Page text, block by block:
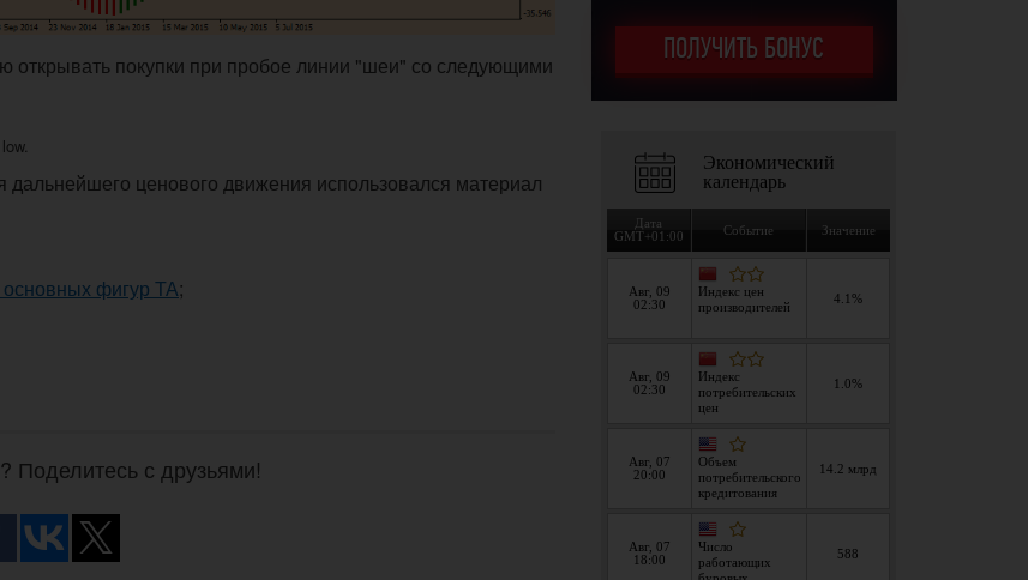
ПОЛУЧИТЬ БОНУС
покупки при пробое линии "шеи" со следующими
ценового движения использовался материал
фигур ТА;
Поделитесь с друзьями!